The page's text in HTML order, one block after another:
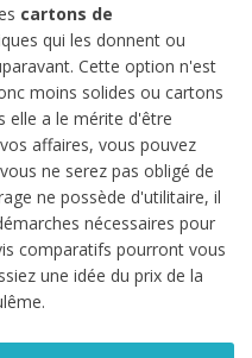
cartons de
qui les donnent ou
Cette option n'est
moins solides ou cartons
elle a le mérite d'être
affaires, vous pouvez
ne serez pas obligé de
ne possède d'utilitaire, il
nécessaires pour
comparatifs pourront vous
une idée du prix de la